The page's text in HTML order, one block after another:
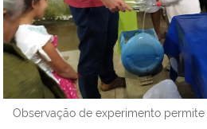
Observação de experimento